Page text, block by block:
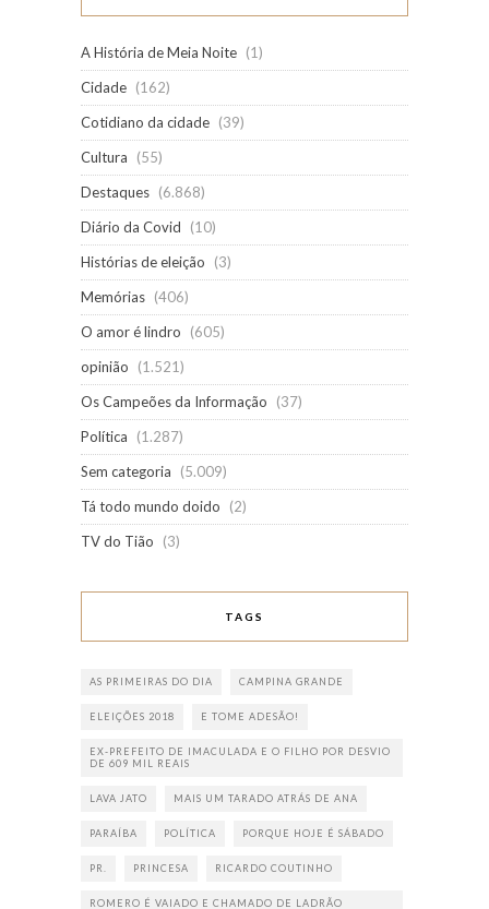
A História de Meia Noite (1)
Cidade (162)
Cotidiano da cidade (39)
Cultura
(55)
Destaques (6.868)
Diário da Covid
(10)
Histórias de eleição
(3)
Memórias (406)
O amor é lindro
(605)
opinião
(1.521)
Os Campeões da Informação
(37)
Política
(1.287)
Sem categoria
(5.009)
Tá todo mundo doido
(2)
TV do Tião
(3)
TAGS
AS PRIMEIRAS DO DIA CAMPINA GRANDE
ELEIÇÕES 2018 E TOME ADESÃO!
EX-PREFEITO DE IMACULADA E O FILHO POR DESVIO
DE 609 MIL REAIS
LAVA JATO MAIS UM TARADO ATRÁS DE ANA
PARAÍBA POLÍTICA PORQUE HOJE É SÁBADO
PR. PRINCESA RICARDO COUTINHO
ROMERO É VAIADO E CHAMADO DE LADRÃO